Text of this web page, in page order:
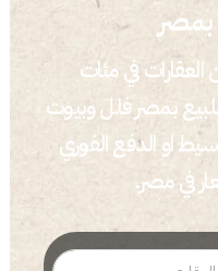
في مئات
بمصر فلل وبيوت
او الدفع الفوري
في مصر.